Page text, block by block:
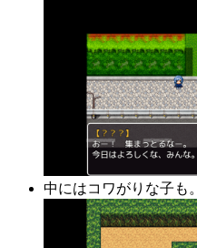
中にはコワがりな子も。